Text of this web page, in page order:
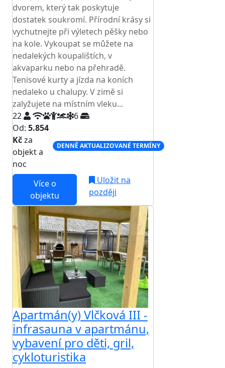
dvorem, který tak poskytuje
dostatek soukromí. Přírodní krásy si
vychutnejte při výletech pěšky nebo
na kole. Vykoupat se můžete na
nedalekých koupalištích, v
akvaparku nebo na přehradě.
Tenisové kurty a jízda na koních
nedaleko u chalupy. V zimě si
zalyžujete na místním vleku...
22
6
Od: 5.854
Kčza
objekt a
noc
DENNĚ AKTUALIZOVANÉ TERMÍNY
Více o
objektu
Uložit na
později
Apartmán(y) Vlčková III -
infrasauna v apartmánu,
vybavení pro děti, gril,
cykloturistika